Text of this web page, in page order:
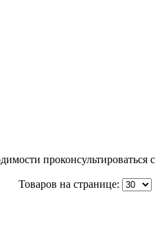
проконсультироваться с
Товаров на странице: